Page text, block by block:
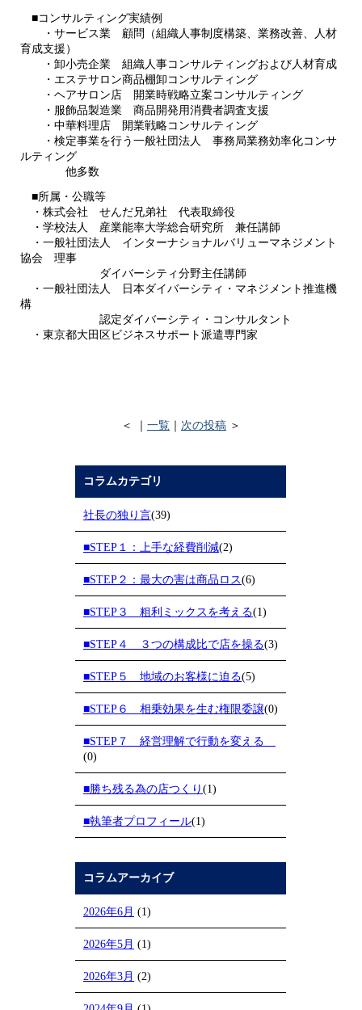
■コンサルティング実績例
・サービス業 顧問（組織人事制度構築、業務改善、人材
育成支援）
・卸小売企業 組織人事コンサルティングおよび人材育成
・エステサロン商品棚卸コンサルティング
・ヘアサロン店 開業時戦略立案コンサルティング
・服飾品製造業 商品開発用消費者調査支援
・中華料理店 開業戦略コンサルティング
・検定事業を行う一般社団法人 事務局業務効率化コンサ
ルティング
他多数
■所属・公職等
・株式会社 せんだ兄弟社 代表取締役
・学校法人 産業能率大学総合研究所 兼任講師
・一般社団法人 インターナショナルバリューマネジメント
協会 理事
ダイバーシティ分野主任講師
・一般社団法人 日本ダイバーシティ・マネジメント推進機
構
認定ダイバーシティ・コンサルタント
・東京都大田区ビジネスサポート派遣専門家
＜ ｜ 一覧 次の投稿 ＞
コラムカテゴリ
社長の独り言(39)
■STEP１：上手な経費削減(2)
■STEP２：最大の害は商品ロス(6)
■STEP３ 粗利ミックスを考える(1)
■STEP４ ３つの構成比で店を操る(3)
■STEP５ 地域のお客様に迫る(5)
■STEP６ 相乗効果を生む権限委譲(0)
■STEP７ 経営理解で行動を変える
(0)
■勝ち残る為の店つくり (1)
■執筆者プロフィール(1)
コラムアーカイブ
2026年6月 (1)
2026年5月 (1)
2026年3月 (2)